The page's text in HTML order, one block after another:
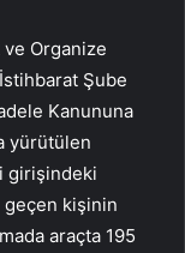
ve Organize
Şube
Kanununa
yürütülen
girişindeki
geçen kişinin
araçta 195